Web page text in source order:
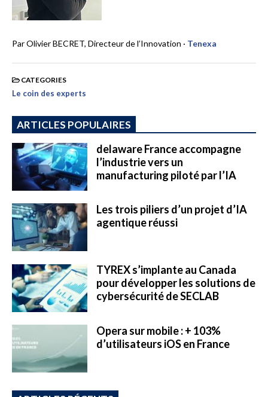
Par Olivier BECRET, Directeur de l’Innovation · Tenexa
CATEGORIES
Le coin des experts
ARTICLES POPULAIRES
delaware France accompagne
l’industrie vers un
manufacturing piloté par l’IA
Les trois piliers d’un projet d’IA
agentique réussi
TYREX s’implante au Canada
pour développer les solutions de
cybersécurité de SECLAB
Opera sur mobile : + 103%
d’utilisateurs iOS en France